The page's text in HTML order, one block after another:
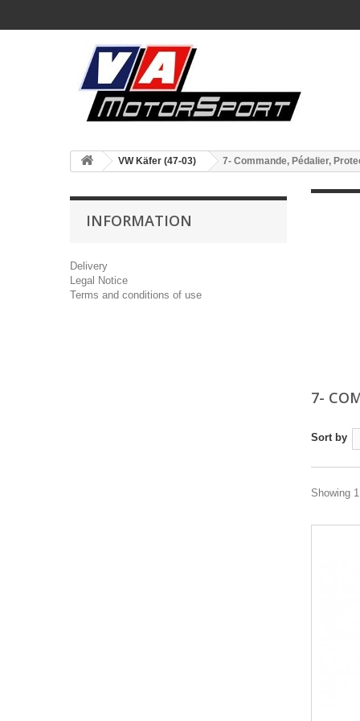
VW Käfer (47-03) 7- Commande, Pédalier,
INFORMATION
Delivery
Legal Notice
Terms and conditions of use
7-
Sort by
Showing